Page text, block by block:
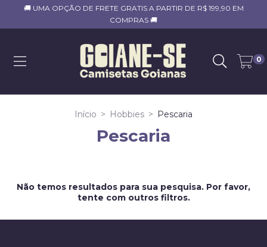
🚚 UMA OPÇÃO DE FRETE GRATIS A PARTIR DE R$ 199,90 EM
COMPRAS 🚚
0
Início > Hobbies > Pescaria
Pescaria
Não temos resultados para sua pesquisa. Por favor,
tente com outros filtros.